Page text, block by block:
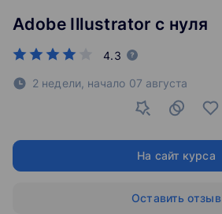
Adobe Illustrator с нуля
4.3
2 недели, начало 07 августа
На сайт курса
Оставить отзыв